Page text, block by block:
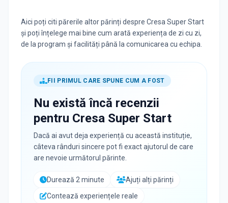
Aici poți citi părerile altor părinți despre Cresa Super Start
și poți înțelege mai bine cum arată experiența de zi cu zi,
de la program și facilități până la comunicarea cu echipa.
FII PRIMUL CARE SPUNE CUM A FOST
Nu există încă recenzii
pentru Cresa Super Start
Dacă ai avut deja experiență cu această instituție,
câteva rânduri sincere pot fi exact ajutorul de care
are nevoie următorul părinte.
Durează 2 minute
Ajuți alți părinți
Contează experiențele reale